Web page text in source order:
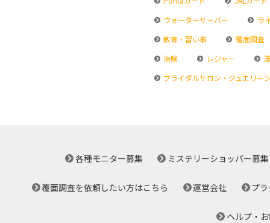
ウォーターサーバー
ラ
教育・習い事
覆面調査
治験
レジャー
ブライダルサロン・ジュエリー
各種モニター募集 ミステリーショッパー募集
覆面調査を依頼したい方はこちら 運営会社 プ
ヘルプ・